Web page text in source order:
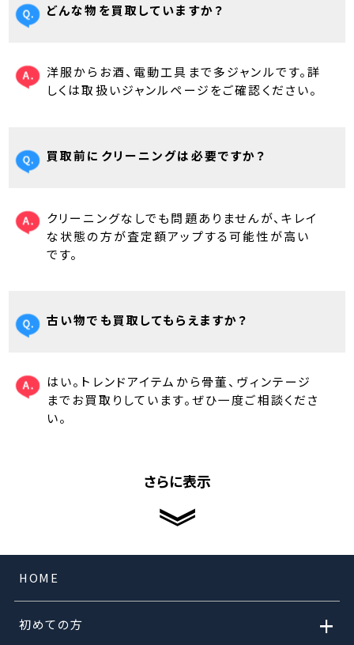
どんな物を買取していますか？
洋服からお酒、電動工具まで多ジャンルです。詳
しくは取扱いジャンルページをご確認ください。
買取前にクリーニングは必要ですか？
クリーニングなしでも問題ありませんが、キレイ
な状態の方が査定額アップする可能性が高い
です。
古い物でも買取してもらえますか？
はい。トレンドアイテムから骨董、ヴィンテージ
までお買取りしています。ぜひ一度ご相談くださ
い。
さらに表示
HOME
初めての方 +